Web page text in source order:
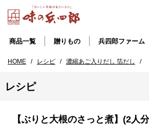
商品一覧 贈りもの 兵四郎ファーム
HOME / レシピ / 濃縮あご入りだし 箔だし /
レシピ
【ぶりと大根のさっと煮】(2人